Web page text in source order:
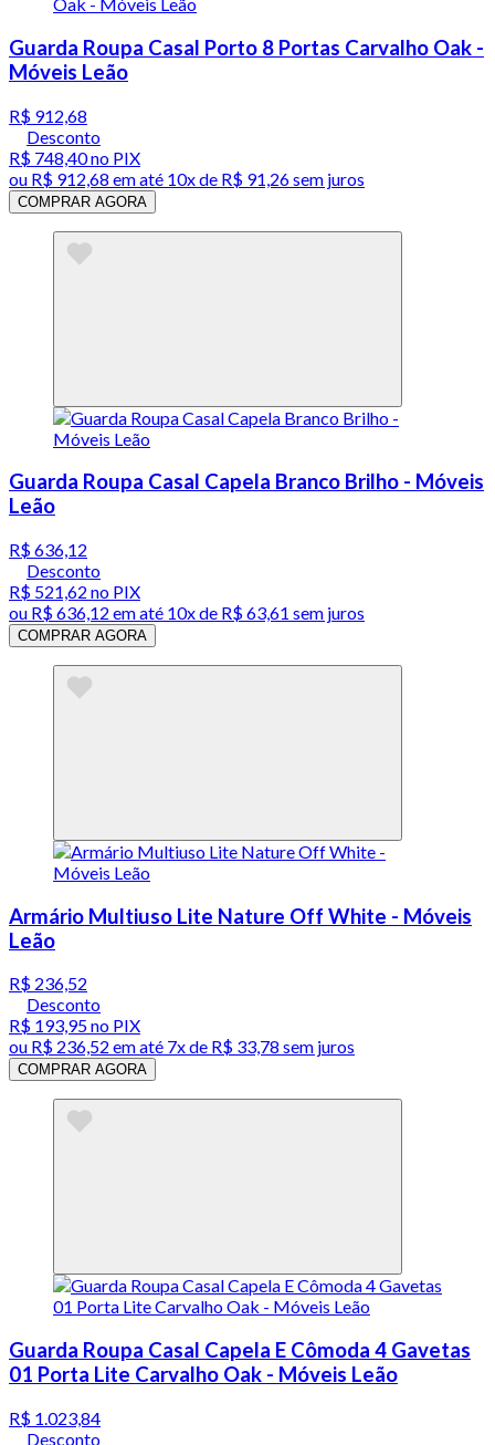
Guarda Roupa Casal Porto 8 Portas Carvalho Oak -
Móveis Leão
R$ 912,68
Desconto
R$ 748,40no PIX
ou R$ 912,68 em até 10x de R$ 91,26 sem juros
COMPRAR AGORA
Guarda Roupa Casal Capela Branco Brilho - Móveis
Leão
R$ 636,12
Desconto
R$ 521,62 no PIX
ou R$ 636,12 em até 10x de R$ 63,61 sem juros
COMPRAR AGORA
Armário Multiuso Lite Nature Off White - Móveis
Leão
R$ 236,52
Desconto
R$ 193,95no PIX
ou R$ 236,52 em até 7x de R$ 33,78 sem juros
COMPRAR AGORA
Guarda Roupa Casal Capela E Cômoda 4 Gavetas
01 Porta Lite Carvalho Oak - Móveis Leão
R$ 1.023,84
Desconto